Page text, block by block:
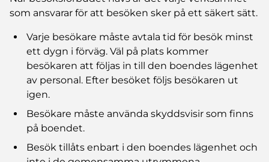
som ansvarar för att besöken sker på ett säkert sätt.
Varje besökare måste avtala tid för besök minst
ett dygn i förväg. Väl på plats kommer
besökaren att följas in till den boendes lägenhet
av personal. Efter besöket följs besökaren ut
igen.
Besökare måste använda skyddsvisir som finns
på boendet.
Besök tillåts enbart i den boendes lägenhet och